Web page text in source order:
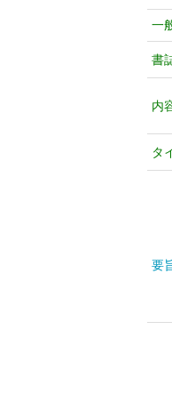
一
書
内
タ
要